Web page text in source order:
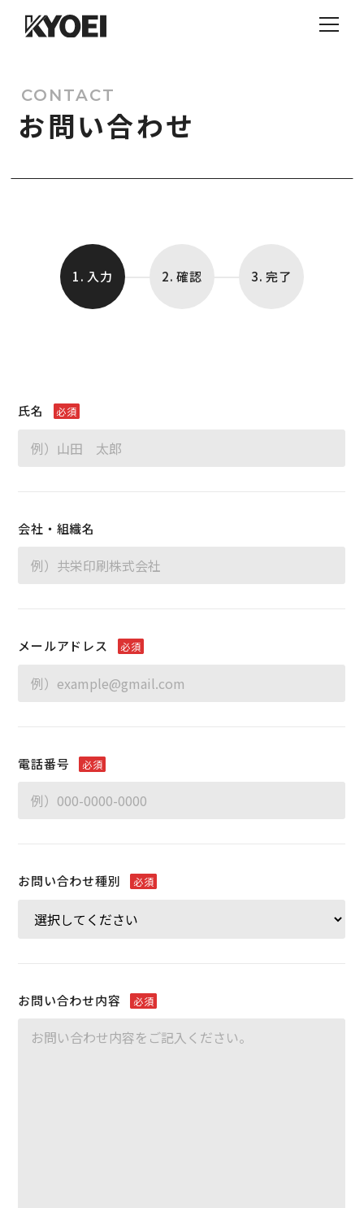
CONTACT
お問い合わせ
1. 入力 2. 確認 3. 完了
氏名 必須
会社・組織名
メールアドレス 必須
電話番号 必須
お問い合わせ種別 必須
お問い合わせ内容 必須